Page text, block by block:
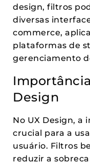
design, filtros
diversas
commerce,
plataformas de
gerenciamento
Design
No UX Design, a
crucial para a
usuário. Filtros
reduzir a